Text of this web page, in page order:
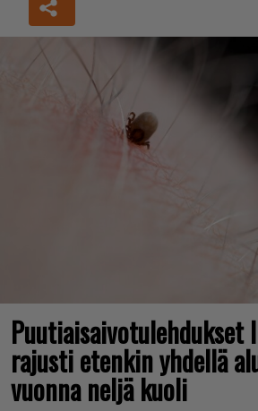
Puutiaisaivotulehdukset
rajusti etenkin yhdellä
vuonna neljä kuoli